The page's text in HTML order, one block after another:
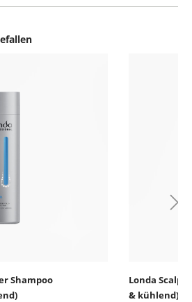
Shampoo
Londa Scalp
& kühlend)